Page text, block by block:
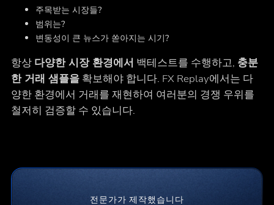
주목받는 시장들?
범위는?
변동성이 큰 뉴스가 쏟아지는 시기?
항상 다양한 시장 환경에서 백테스트를 수행하고, 충분
한 거래 샘플을확보해야 합니다. FX Replay에서는 다
양한 환경에서 거래를 재현하여 여러분의 경쟁 우위를
철저히 검증할 수 있습니다.
전문가가 제작했습니다